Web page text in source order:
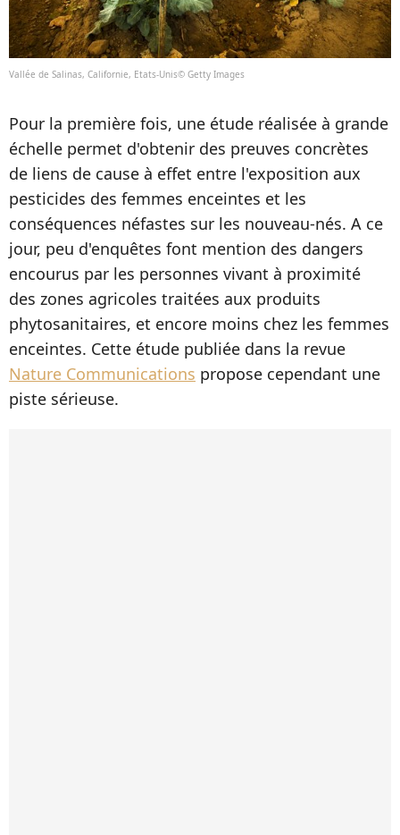
Vallée de Salinas, Californie, Etats-Unis© Getty Images
Pour la première fois, une étude réalisée à grande
échelle permet d'obtenir des preuves concrètes
de liens de cause à effet entre l'exposition aux
pesticides des femmes enceintes et les
conséquences néfastes sur les nouveau-nés. A ce
jour, peu d'enquêtes font mention des dangers
encourus par les personnes vivant à proximité
des zones agricoles traitées aux produits
phytosanitaires, et encore moins chez les femmes
enceintes. Cette étude publiée dans la revue
Nature Communications propose cependant une
piste sérieuse.